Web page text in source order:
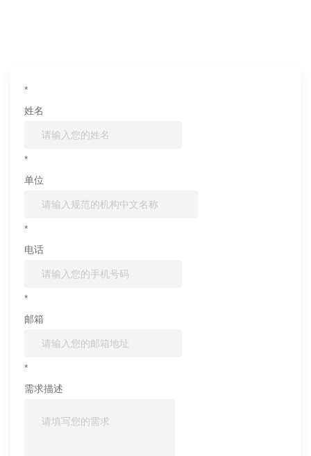
*
姓名
*
单位
*
电话
*
邮箱
*
需求描述